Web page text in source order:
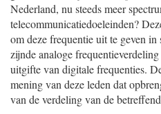
Nederland, nu steeds meer
telecommunicatiedoeleinden?
om deze frequentie uit te geven in
zijnde analoge
uitgifte van digitale frequenties.
mening van deze leden dat
van de verdeling van de